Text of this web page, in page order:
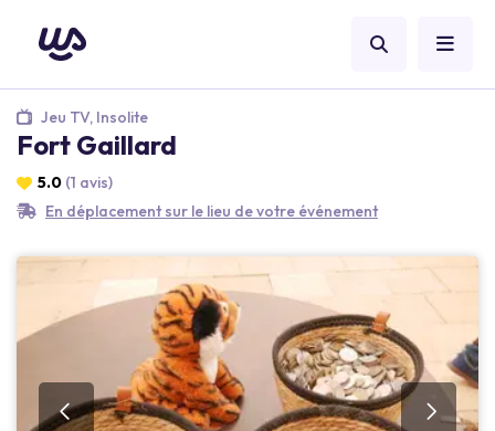
Jeu TV, Insolite
Fort Gaillard
5.0 (1 avis)
En déplacement sur le lieu de votre événement